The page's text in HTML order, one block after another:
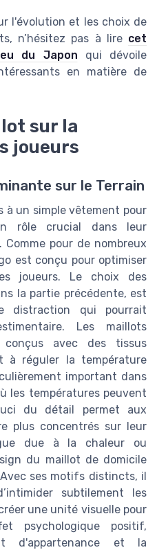
l'évolution et les choix de
n’hésitez pas à lire cet
du Japon qui dévoile
en matière de
sur la
joueurs
sur le Terrain
à un simple vêtement pour
rôle crucial dans leur
pour de nombreux
est conçu pour optimiser
joueurs. Le choix des
la partie précédente, est
distraction qui pourrait
Les maillots
conçus avec des tissus
à réguler la température
important dans
les températures peuvent
du détail permet aux
plus concentrés sur leur
due à la chaleur ou
du maillot de domicile
ses motifs distincts, il
subtilement les
une unité visuelle pour
psychologique positif,
d'appartenance et la